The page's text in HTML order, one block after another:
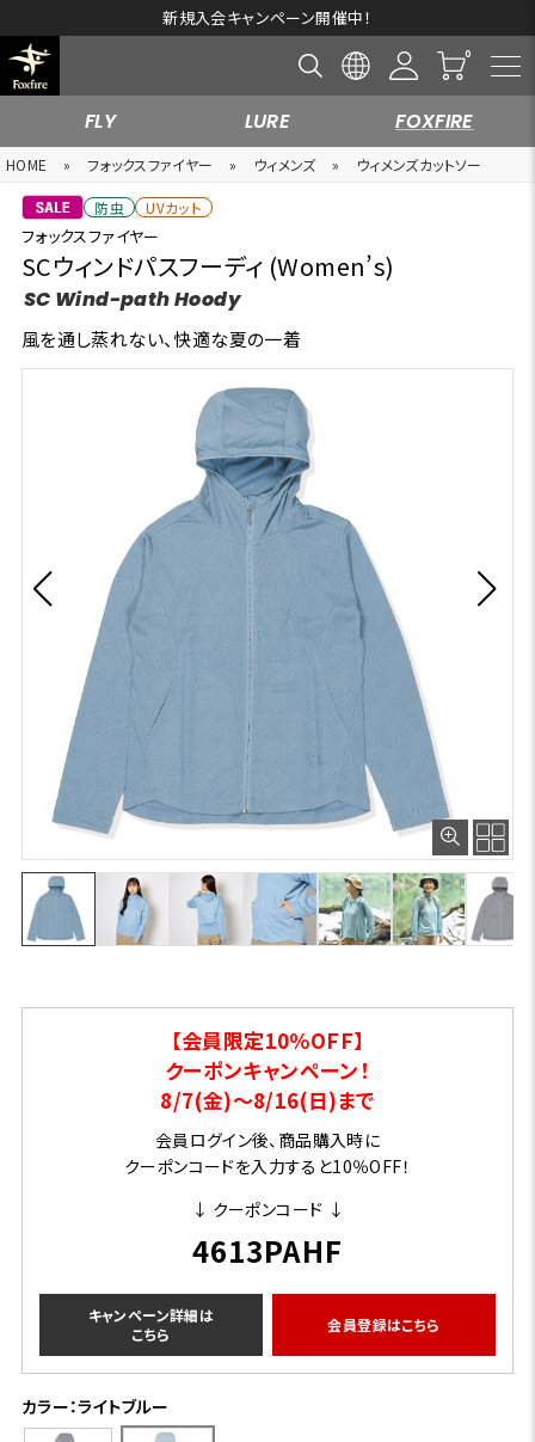
新規入会キャンペーン開催中！
FLY LURE FOXFIRE
HOME » フォックスファイヤー » ウィメンズ » ウィメンズカットソー
防虫 UVカット
フォックスファイヤー
SCウィンドパスフーディ (Women’s)
SC Wind-path Hoody
風を通し蒸れない、快適な夏の一着
【会員限定10％OFF】
クーポンキャンペーン！
8/7(金)～8/16(日)まで
会員ログイン後、商品購入時に
クーポンコードを入力すると10％OFF！
↓ クーポンコード ↓
4613PAHF
キャンペーン詳細は
こちら
会員登録はこちら
カラー：ライトブルー